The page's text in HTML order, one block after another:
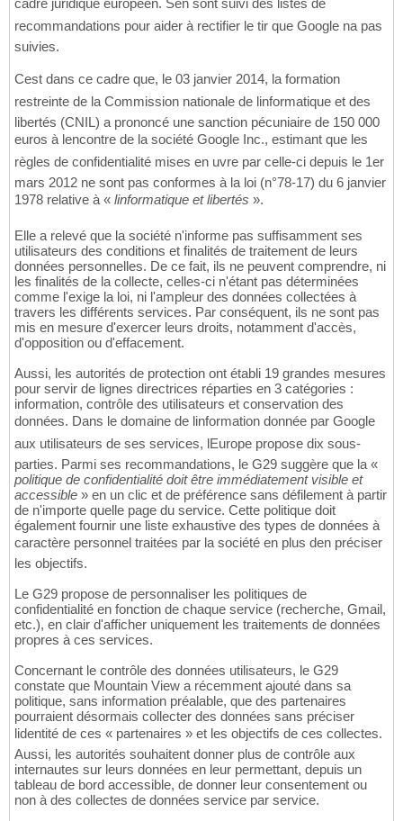
recommandations pour aider à rectifier le tir que Google na pas
suivies.
Cest dans ce cadre que, le 03 janvier 2014, la formation
restreinte de la Commission nationale de linformatique et des
libertés (CNIL) a prononcé une sanction pécuniaire de 150 000
euros à lencontre de la société Google Inc., estimant que les
règles de confidentialité mises en uvre par celle-ci depuis le 1er
mars 2012 ne sont pas conformes à la loi (n°78-17) du 6 janvier
1978 relative à « linformatique et libertés ».
Elle a relevé que la société n'informe pas suffisamment ses
utilisateurs des conditions et finalités de traitement de leurs
données personnelles. De ce fait, ils ne peuvent comprendre, ni
les finalités de la collecte, celles-ci n'étant pas déterminées
comme l'exige la loi, ni l'ampleur des données collectées à
travers les différents services. Par conséquent, ils ne sont pas
mis en mesure d'exercer leurs droits, notamment d'accès,
d'opposition ou d'effacement.
Aussi, les autorités de protection ont établi 19 grandes mesures
pour servir de lignes directrices réparties en 3 catégories :
information, contrôle des utilisateurs et conservation des
données. Dans le domaine de linformation donnée par Google
aux utilisateurs de ses services, lEurope propose dix sous-
parties. Parmi ses recommandations, le G29 suggère que la «
politique de confidentialité doit être immédiatement visible et
accessible » en un clic et de préférence sans défilement à partir
de n'importe quelle page du service. Cette politique doit
également fournir une liste exhaustive des types de données à
caractère personnel traitées par la société en plus den préciser
les objectifs.
Le G29 propose de personnaliser les politiques de
confidentialité en fonction de chaque service (recherche, Gmail,
etc.), en clair d'afficher uniquement les traitements de données
propres à ces services.
Concernant le contrôle des données utilisateurs, le G29
constate que Mountain View a récemment ajouté dans sa
politique, sans information préalable, que des partenaires
pourraient désormais collecter des données sans préciser
lidentité de ces « partenaires » et les objectifs de ces collectes.
Aussi, les autorités souhaitent donner plus de contrôle aux
internautes sur leurs données en leur permettant, depuis un
tableau de bord accessible, de donner leur consentement ou
non à des collectes de données service par service.